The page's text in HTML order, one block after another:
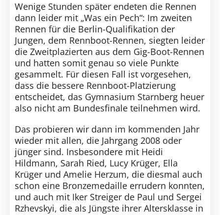
Wenige Stunden später endeten die Rennen
dann leider mit „Was ein Pech“: Im zweiten
Rennen für die Berlin-Qualifikation der
Jungen, dem Rennboot-Rennen, siegten leider
die Zweitplazierten aus dem Gig-Boot-Rennen
und hatten somit genau so viele Punkte
gesammelt. Für diesen Fall ist vorgesehen,
dass die bessere Rennboot-Platzierung
entscheidet, das Gymnasium Starnberg heuer
also nicht am Bundesfinale teilnehmen wird.
Das probieren wir dann im kommenden Jahr
wieder mit allen, die Jahrgang 2008 oder
jünger sind. Insbesondere mit Heidi
Hildmann, Sarah Ried, Lucy Krüger, Ella
Krüger und Amelie Herzum, die diesmal auch
schon eine Bronzemedaille errudern konnten,
und auch mit Iker Streiger de Paul und Sergei
Rzhevskyi, die als Jüngste ihrer Altersklasse in